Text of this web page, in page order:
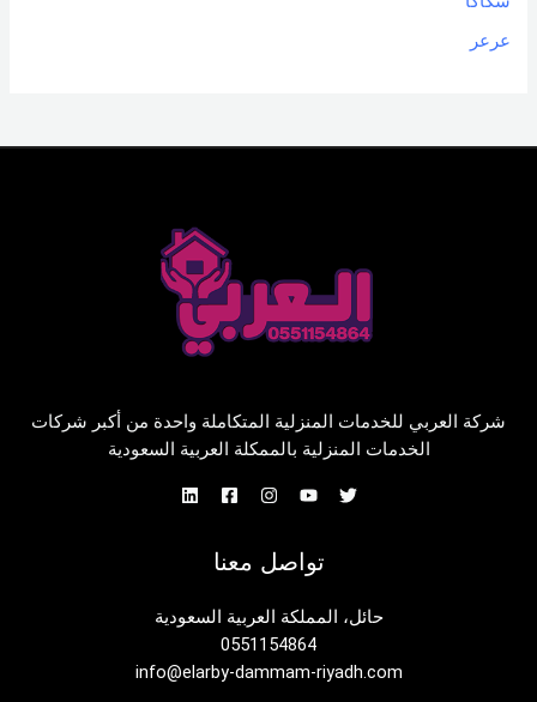
عرعر
شركة العربي للخدمات المنزلية المتكاملة واحدة من أكبر شركات
الخدمات المنزلية بالممكلة العربية السعودية
تواصل معنا
حائل، المملكة العربية السعودية
0551154864
info@elarby-dammam-riyadh.com